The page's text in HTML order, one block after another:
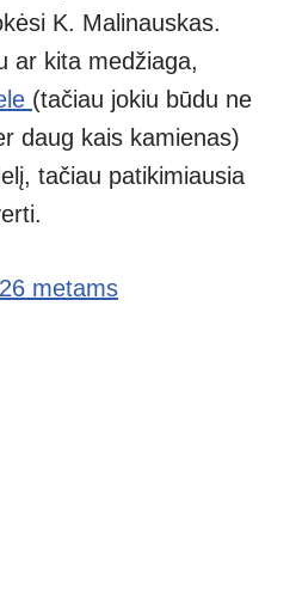
K. Malinauskas.
ar kita medžiaga,
(tačiau jokiu būdu ne
daug kais kamienas)
tačiau patikimiausia
metams